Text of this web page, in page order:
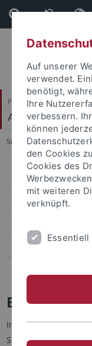
Direkt
zum
Inhalt
Direkt
zur
Fußleiste
Philosophische Fakultät
Alte Geschichte
Sie sind hier:
Gesellschaftliche
Osten und Westen
Macht und Einfluss
Informationen zum
Seite:Etruskische
Auf unserer
verwendet.
benötigt,
Ihre
verbessern.
können
den Cookies
Cookies des
mit weiteren
verknüpft.
Essentiell